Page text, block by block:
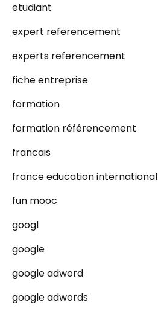
etudiant
expert referencement
experts referencement
fiche entreprise
formation
formation référencement
francais
france education international
fun mooc
googl
google
google adword
google adwords